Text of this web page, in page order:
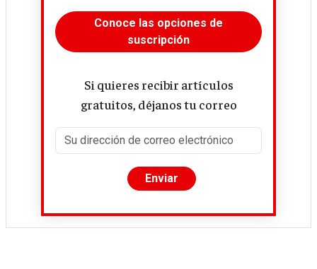
Conoce las opciones de
suscripción
Si quieres recibir artículos
gratuitos, déjanos tu correo